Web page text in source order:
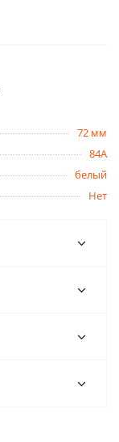
72 мм
84A
белый
Нет